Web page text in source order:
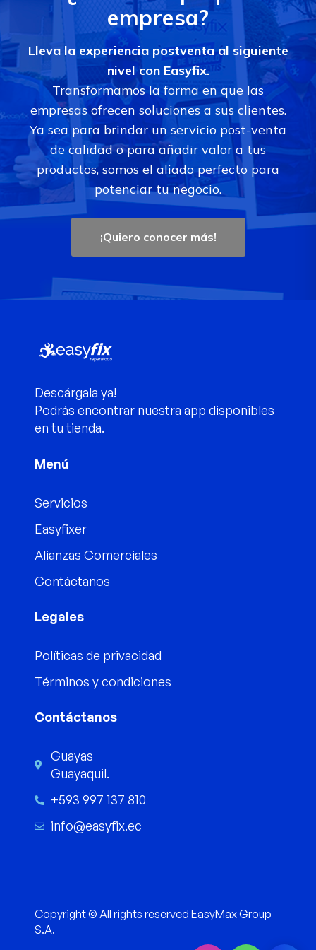
empresa?
Lleva la experiencia postventa al siguiente
nivel con Easyfix.
Transformamos la forma en que las
empresas ofrecen soluciones a sus clientes.
Ya sea para brindar un servicio post-venta
de calidad o para añadir valor a tus
productos, somos el aliado perfecto para
potenciar tu negocio.
¡Quiero conocer más!
Descárgala ya!
Podrás encontrar nuestra app disponibles
en tu tienda.
Menú
Servicios
Easyfixer
Alianzas Comerciales
Contáctanos
Legales
Políticas de privacidad
Términos y condiciones
Contáctanos
Guayas
Guayaquil.
+593 997 137 810
info@easyfix.ec
Copyright © All rights reserved EasyMax Group
S.A.